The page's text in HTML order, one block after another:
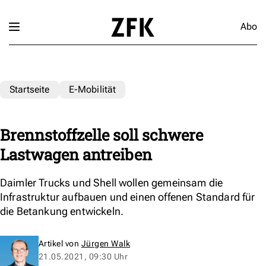
Abo
Startseite E-Mobilität
Brennstoffzelle soll schwere
Lastwagen antreiben
Daimler Trucks und Shell wollen gemeinsam die
Infrastruktur aufbauen und einen offenen Standard für
die Betankung entwickeln.
Artikel von Jürgen Walk
21.05.2021, 09:30 Uhr